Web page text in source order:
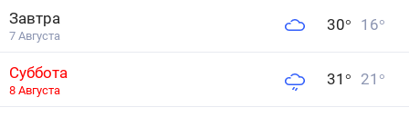
Завтра
7 Августа
30° 16°
Суббота
8 Августа
31 ° 21 °